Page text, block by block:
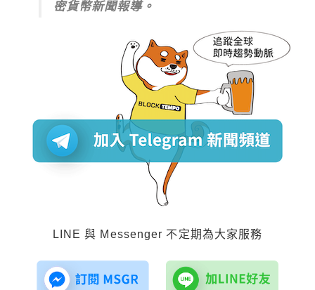
密貨幣新聞報導。
LINE 與 Messenger 不定期為大家服務